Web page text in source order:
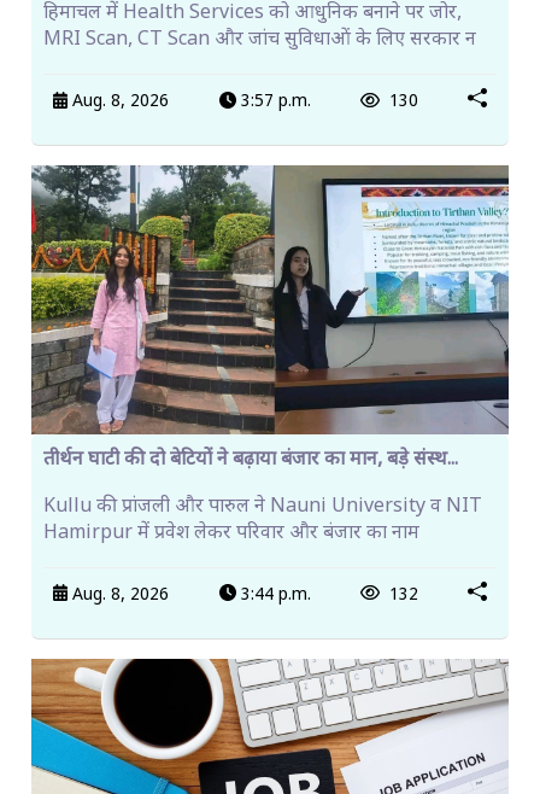
हिमाचल में Health Services को आधुनिक बनाने पर जोर,
MRI Scan, CT Scan और जांच सुविधाओं के लिए सरकार न
Aug. 8, 2026 3:57 p.m. 130
तीर्थन घाटी की दो बेटियों ने बढ़ाया बंजार का मान, बड़े संस्थ...
Kullu की प्रांजली और पारुल ने Nauni University व NIT
Hamirpur में प्रवेश लेकर परिवार और बंजार का नाम
Aug. 8, 2026 3:44 p.m. 132